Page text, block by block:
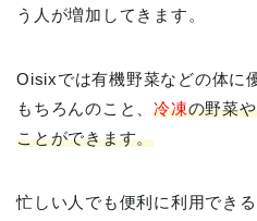
う人が増加してきます。
Oisixでは有機野菜などの体に
もちろんのこと、冷凍の野菜
ことができます。
忙しい人でも便利に利用でき